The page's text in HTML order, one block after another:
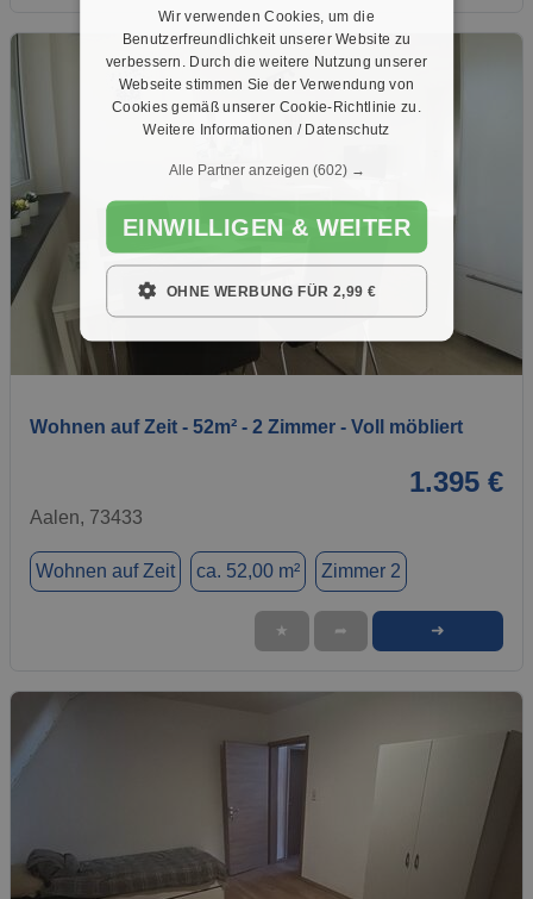
1 / 13
Wohnen auf Zeit - 52m² - 2 Zimmer - Voll möbliert
1.395 €
Aalen, 73433
Wohnen auf Zeit ca. 52,00 m² Zimmer 2
★ ➦ ➜
Wir verwenden Cookies, um die
Benutzerfreundlichkeit unserer Website zu
verbessern. Durch die weitere Nutzung unserer
Webseite stimmen Sie der Verwendung von
Cookies gemäß unserer Cookie-Richtlinie zu.
Weitere Informationen / Datenschutz
Alle Partner anzeigen (602) →
EINWILLIGEN & WEITER
OHNE WERBUNG FÜR 2,99 €